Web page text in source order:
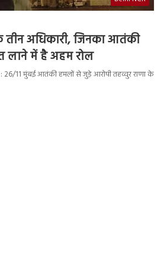
तीन अधिकारी, जिनका आतंकी
लाने में है अहम रोल
11 मुंबई आतंकी हमलों से जुड़े आरोपी तहव्वुर राणा के